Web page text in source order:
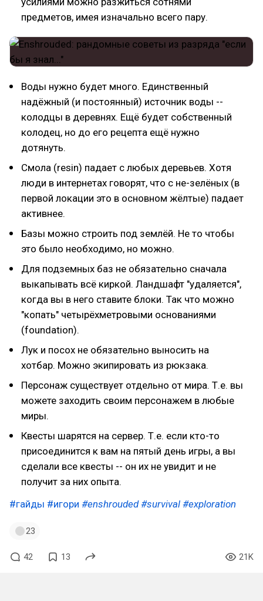
предметов, имея изначально всего пару.
Воды нужно будет много. Единственный
надёжный (и постоянный) источник воды --
колодцы в деревнях. Ещё будет собственный
колодец, но до его рецепта ещё нужно
дотянуть.
Смола (resin) падает с любых деревьев. Хотя
люди в интернетах говорят, что с не-зелёных (в
первой локации это в основном жёлтые) падает
активнее.
Базы можно строить под землёй. Не то чтобы
это было необходимо, но можно.
Для подземных баз не обязательно сначала
выкапывать всё киркой. Ландшафт "удаляется",
когда вы в него ставите блоки. Так что можно
"копать" четырёхметровыми основаниями
(foundation).
Лук и посох не обязательно выносить на
хотбар. Можно экипировать из рюкзака.
Персонаж существует отдельно от мира. Т.е. вы
можете заходить своим персонажем в любые
миры.
Квесты шарятся на сервер. Т.е. если кто-то
присоединится к вам на пятый день игры, а вы
сделали все квесты -- он их не увидит и не
получит за них опыта.
#гайды #игори #enshrouded #survival #exploration
23
42 13 21K